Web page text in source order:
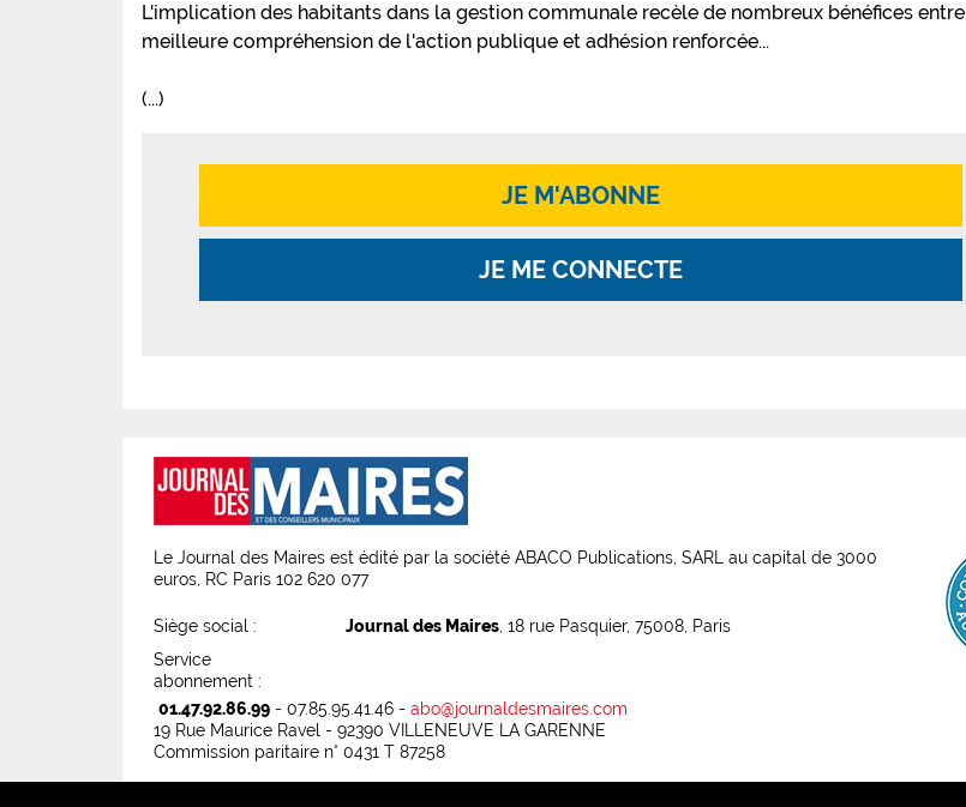
L'implication des habitants dans la gestion communale recèle de nombreux bénéfices entre
meilleure compréhension de l'action publique et adhésion renforcée...
(...)
JE M'ABONNE
JE ME CONNECTE
Le Journal des Maires est édité par la société ABACO Publications, SARL au capital de 3000
euros, RC Paris 102 620 077
Siège social : Journal des Maires, 18 rue Pasquier, 75008, Paris
Service
abonnement :
01.47.92.86.99 - 07.85.95.41.46 - abo@journaldesmaires.com
19 Rue Maurice Ravel - 92390 VILLENEUVE LA GARENNE
Commission paritaire n° 0431 T 87258